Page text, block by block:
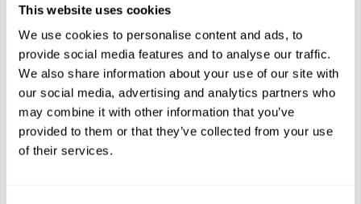
This website uses cookies
We use cookies to personalise content and ads, to
provide social media features and to analyse our traffic.
We also share information about your use of our site with
our social media, advertising and analytics partners who
may combine it with other information that you’ve
provided to them or that they’ve collected from your use
of their services.
Certificación(es)
OPITO FOET with CA-EBS
4 años de validez
Ver curso
Módulos